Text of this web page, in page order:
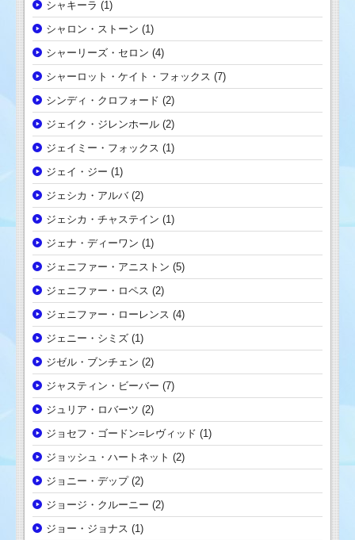
シャキーラ (1)
シャロン・ストーン (1)
シャーリーズ・セロン (4)
シャーロット・ケイト・フォックス (7)
シンディ・クロフォード (2)
ジェイク・ジレンホール (2)
ジェイミー・フォックス (1)
ジェイ・ジー (1)
ジェシカ・アルバ(2)
ジェシカ・チャステイン (1)
ジェナ・ディーワン (1)
ジェニファー・アニストン (5)
ジェニファー・ロペス (2)
ジェニファー・ローレンス (4)
ジェニー・シミズ (1)
ジゼル・ブンチェン (2)
ジャスティン・ビーバー (7)
ジュリア・ロバーツ (2)
ジョセフ・ゴードン=レヴィッド (1)
ジョッシュ・ハートネット (2)
ジョニー・デップ(2)
ジョージ・クルーニー (2)
ジョー・ジョナス (1)